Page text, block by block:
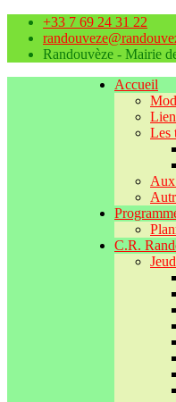
+33 7 69 24 31 22
Randouvèze - Mairie
Accueil
Les
Aux
C.R.